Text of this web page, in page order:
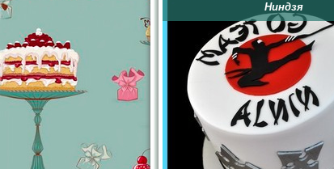
Ниндзя